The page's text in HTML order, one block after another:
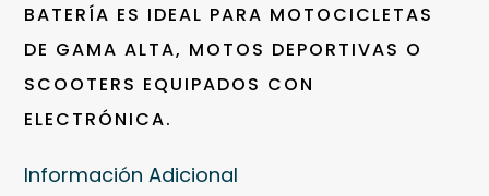
BATERÍA ES IDEAL PARA MOTOCICLETAS
DE GAMA ALTA, MOTOS DEPORTIVAS O
SCOOTERS EQUIPADOS CON
ELECTRÓNICA.
Información Adicional